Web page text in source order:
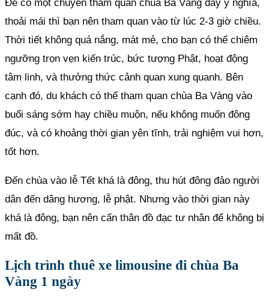
Để có một chuyến tham quan chùa Ba Vàng đầy ý nghĩa,
thoải mái thì bạn nên tham quan vào từ lúc 2-3 giờ chiều.
Thời tiết không quá nắng, mát mẻ, cho bạn có thể chiêm
ngưỡng trọn vẹn kiến trúc, bức tượng Phật, hoạt động
tâm linh, và thưởng thức cảnh quan xung quanh. Bên
cạnh đó, du khách có thể tham quan chùa Ba Vàng vào
buổi sáng sớm hay chiều muộn, nếu không muốn đông
đúc, và có khoảng thời gian yên tĩnh, trải nghiệm vui hơn,
tốt hơn.
Đến chùa vào lễ Tết khá là đông, thu hút đông đảo người
dân đến dâng hương, lễ phật. Nhưng vào thời gian này
khá là đông, bạn nên cẩn thân đồ đạc tư nhân để không bị
mất đồ.
Lịch trình thuê xe limousine đi chùa Ba
Vàng 1 ngày